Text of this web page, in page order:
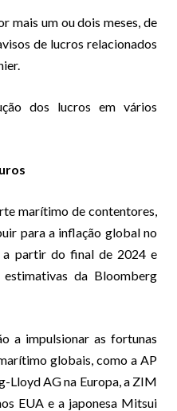
mais um ou dois meses, de
de lucros relacionados
dos lucros em vários
marítimo de contentores,
para a inflação global no
a partir do final de 2024 e
da Bloomberg
a impulsionar as fortunas
globais, como a AP
Lloyd AG na Europa, a ZIM
EUA e a japonesa Mitsui